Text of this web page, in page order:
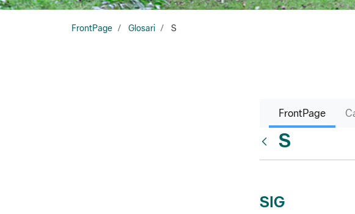
FrontPage Glosari S
FrontPage
S
SIG